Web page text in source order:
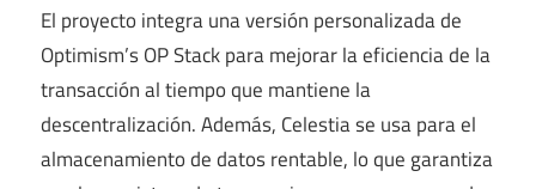
El proyecto integra una versión personalizada de
Optimism’s OP Stack para mejorar la eficiencia de la
transacción al tiempo que mantiene la
descentralización. Además, Celestia se usa para el
almacenamiento de datos rentable, lo que garantiza